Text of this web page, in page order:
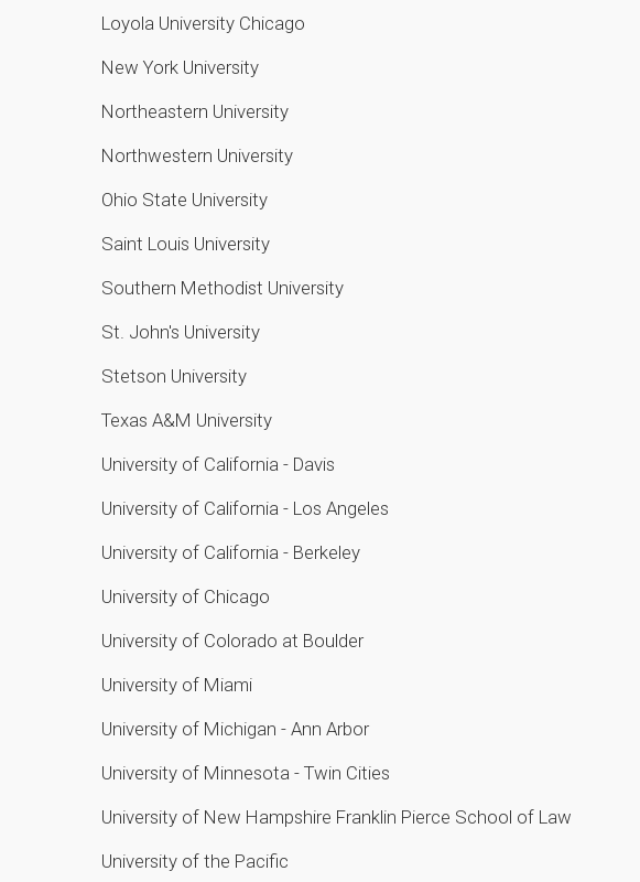
Loyola University Chicago
New York University
Northeastern University
Northwestern University
Ohio State University
Saint Louis University
Southern Methodist University
St. John's University
Stetson University
Texas A&M University
University of California - Davis
University of California - Los Angeles
University of California - Berkeley
University of Chicago
University of Colorado at Boulder
University of Miami
University of Michigan - Ann Arbor
University of Minnesota - Twin Cities
University of New Hampshire Franklin Pierce School of Law
University of the Pacific